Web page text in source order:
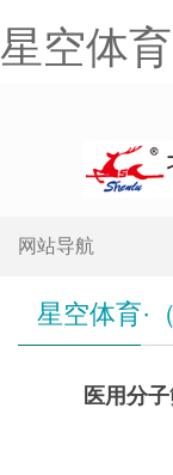
星空体
网站导航
星空体育·
医用分